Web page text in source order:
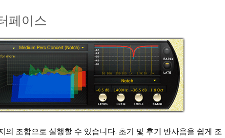
페이스
의 조합으로 실행할 수 있습니다. 초기 및 후기 반사음을 쉽게 조